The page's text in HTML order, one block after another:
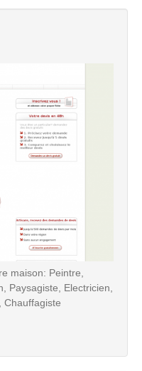
maison: Peintre,
Paysagiste, Electricien,
Chauffagiste